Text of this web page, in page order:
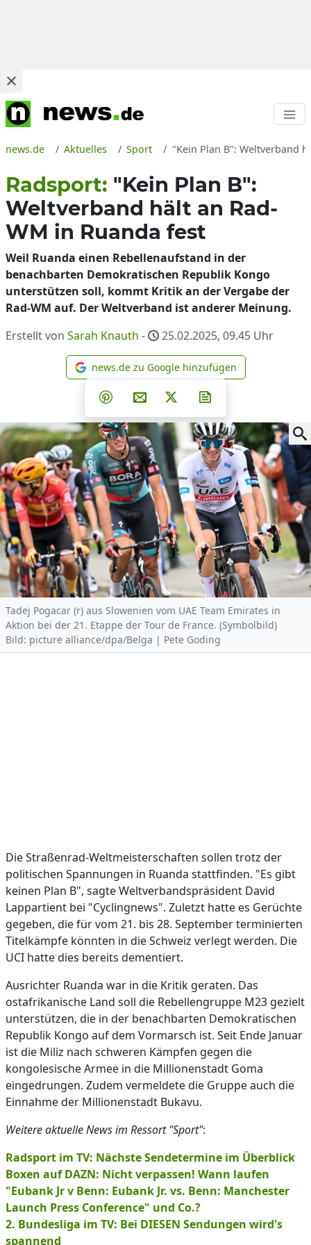
news.de Aktuelles Sport "Kein Plan B": Weltverband
Radsport: "Kein Plan B":
Weltverband hält an Rad-
WM in Ruanda fest
Weil Ruanda einen Rebellenaufstand in der
benachbarten Demokratischen Republik Kongo
unterstützen soll, kommt Kritik an der Vergabe der
Rad-WM auf. Der Weltverband ist anderer Meinung.
Erstellt von Sarah Knauth - 25.02.2025, 09.45 Uhr
news.de zu Google
news.de zu Google hinzufügen
Teilen auf Facebook
Teilen auf Whatsapp
Teilen auf Telegram
Teilen auf Pinterest
Per E-Mail teilen
Post auf X
Tadej Pogacar (r) aus Slowenien vom UAE Team Emirates in
Aktion bei der 21. Etappe der Tour de France. (Symbolbild)
Bild: picture alliance/dpa/Belga | Pete Goding
Die Straßenrad-Weltmeisterschaften sollen trotz der
politischen Spannungen in Ruanda stattfinden. "Es gibt
keinen Plan B", sagte Weltverbandspräsident David
Lappartient bei "Cyclingnews". Zuletzt hatte es Gerüchte
gegeben, die für vom 21. bis 28. September terminierten
Titelkämpfe könnten in die Schweiz verlegt werden. Die
UCI hatte dies bereits dementiert.
Ausrichter Ruanda war in die Kritik geraten. Das
ostafrikanische Land soll die Rebellengruppe M23 gezielt
unterstützen, die in der benachbarten Demokratischen
Republik Kongo auf dem Vormarsch ist. Seit Ende Januar
ist die Miliz nach schweren Kämpfen gegen die
kongolesische Armee in die Millionenstadt Goma
eingedrungen. Zudem vermeldete die Gruppe auch die
Einnahme der Millionenstadt Bukavu.
Weitere aktuelle News im Ressort "Sport":
Radsport im TV: Nächste Sendetermine im Überblick
Boxen auf DAZN: Nicht verpassen! Wann laufen
"Eubank Jr v Benn: Eubank Jr. vs. Benn: Manchester
Launch Press Conference" und Co.?
2. Bundesliga im TV: Bei DIESEN Sendungen wird's
spannend